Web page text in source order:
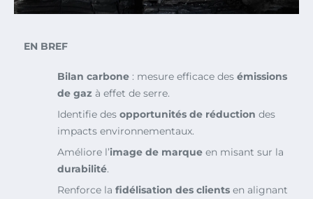
EN BREF
Bilan carbone : mesure efficace des émissions
de gaz à effet de serre.
Identifie des opportunités de réduction des
impacts environnementaux.
Améliore l’image de marque en misant sur la
durabilité.
Renforce la fidélisation des clients en alignant